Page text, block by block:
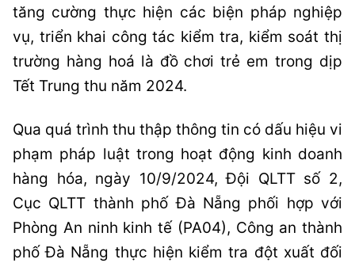
tăng cường thực hiện các biện pháp nghiệp
vụ, triển khai công tác kiểm tra, kiểm soát thị
trường hàng hoá là đồ chơi trẻ em trong dịp
Tết Trung thu năm 2024.
Qua quá trình thu thập thông tin có dấu hiệu vi
phạm pháp luật trong hoạt động kinh doanh
hàng hóa, ngày 10/9/2024, Đội QLTT số 2,
Cục QLTT thành phố Đà Nẵng phối hợp với
Phòng An ninh kinh tế (PA04), Công an thành
phố Đà Nẵng thực hiện kiểm tra đột xuất đối